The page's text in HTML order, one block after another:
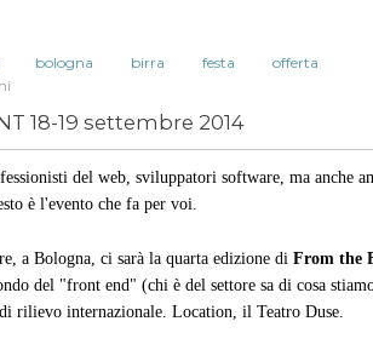
bologna birra festa
offerta
18-19 settembre 2014
del web, sviluppatori software, ma anche
è l'evento che fa per voi.
a Bologna, ci sarà la quarta edizione di From the
del "front end" (chi è del settore sa di cosa
rilievo internazionale. Location, il Teatro Duse.